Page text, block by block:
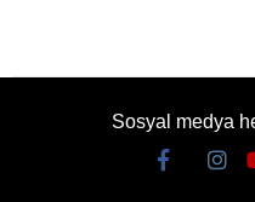
Sosyal medya